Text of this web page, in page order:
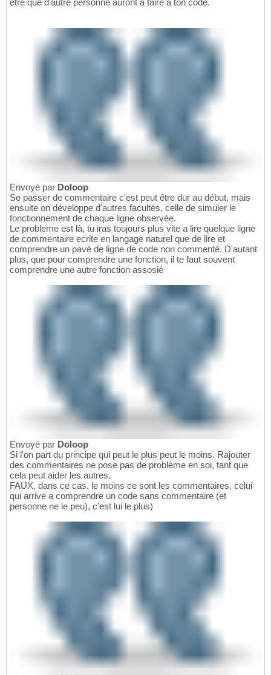
Envoyé par Doloop
Se passer de commentaire c'est peut être dur au début, mais
ensuite on développe d'autres facultés, celle de simuler le
fonctionnement de chaque ligne observée.
Le probleme est là, tu iras toujours plus vite a lire quelque ligne
de commentaire ecrite en langage naturel que de lire et
comprendre un pavé de ligne de code non commenté. D'autant
plus, que pour comprendre une fonction, il te faut souvent
comprendre une autre fonction assosié
Envoyé par Doloop
Si l'on part du principe qui peut le plus peut le moins. Rajouter
des commentaires ne pose pas de problème en soi, tant que
cela peut aider les autres.
FAUX, dans ce cas, le moins ce sont les commentaires, celui
qui arrive a comprendre un code sans commentaire (et
personne ne le peu), c'est lui le plus)